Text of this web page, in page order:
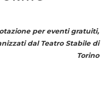
per eventi gratuiti,
dal Teatro Stabile di
Torino